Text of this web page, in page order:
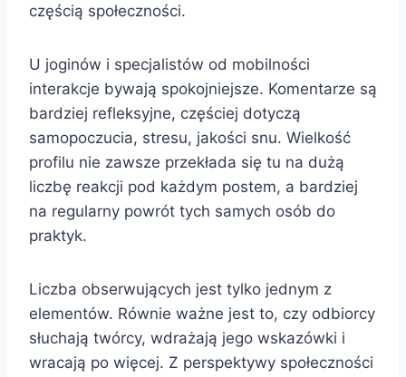
częścią społeczności.
U joginów i specjalistów od mobilności
interakcje bywają spokojniejsze. Komentarze są
bardziej refleksyjne, częściej dotyczą
samopoczucia, stresu, jakości snu. Wielkość
profilu nie zawsze przekłada się tu na dużą
liczbę reakcji pod każdym postem, a bardziej
na regularny powrót tych samych osób do
praktyk.
Liczba obserwujących jest tylko jednym z
elementów. Równie ważne jest to, czy odbiorcy
słuchają twórcy, wdrażają jego wskazówki i
wracają po więcej. Z perspektywy społeczności